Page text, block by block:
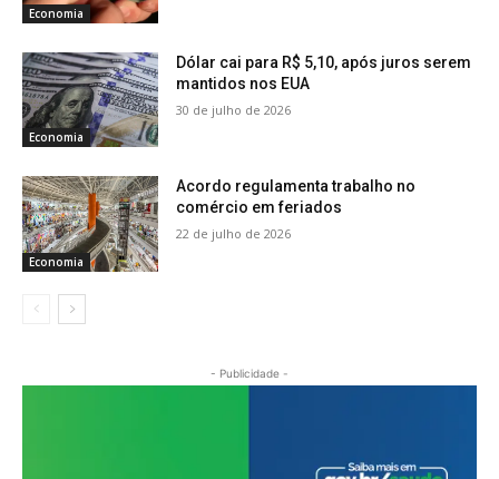
Economia
Economia
Dólar cai para R$ 5,10, após juros serem
mantidos nos EUA
30 de julho de 2026
Economia
Acordo regulamenta trabalho no
comércio em feriados
22 de julho de 2026
- Publicidade -